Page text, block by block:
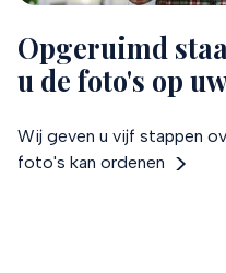
Opgeruimd
u de foto's op
Wij geven u vijf stappen
foto's kan ordenen